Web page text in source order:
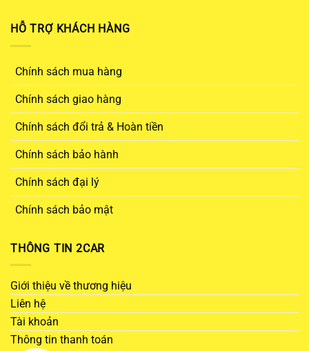
HỖ TRỢ KHÁCH HÀNG
Chính sách mua hàng
Chính sách giao hàng
Chính sách đổi trả & Hoàn tiền
Chính sách bảo hành
Chính sách đại lý
Chính sách bảo mật
THÔNG TIN 2CAR
Giới thiệu về thương hiệu
Liên hệ
Tài khoản
Thông tin thanh toán